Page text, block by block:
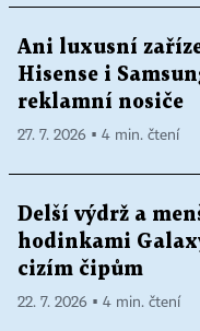
Ani luxusní
Hisense i
reklamní nosiče
27. 7. 2026 ▪ 4 min. čtení
Delší výdrž a
hodinkami
cizím čipům
22. 7. 2026 ▪ 4 min. čtení